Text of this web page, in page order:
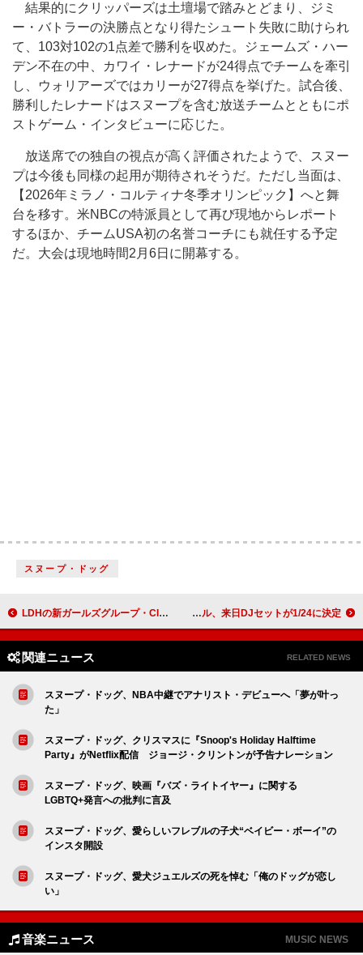
結果的にクリッパーズは土壇場で踏みとどまり、ジミ
ー・バトラーの決勝点となり得たシュート失敗に助けられ
て、103対102の1点差で勝利を収めた。ジェームズ・ハー
デン不在の中、カワイ・レナードが24得点でチームを牽引
し、ウォリアーズではカリーが27得点を挙げた。試合後、
勝利したレナードはスヌープを含む放送チームとともにポ
ストゲーム・インタビューに応じた。
放送席での独自の視点が高く評価されたようで、スヌー
プは今後も同様の起用が期待されそうだ。ただし当面は、
【2026年ミラノ・コルティナ冬季オリンピック】へと舞
台を移す。米NBCの特派員として再び現地からレポート
するほか、チームUSA初の名誉コーチにも就任する予定
だ。大会は現地時間2月6日に開幕する。
スヌープ・ドッグ
LDHの新ガールズグループ・CIRRAが本格始動、1st EPはガルバト課題曲＆新曲を含む全4曲 ナオミ・キャンベル、来日DJセットが1/24に決定
関連ニュース RELATED NEWS
スヌープ・ドッグ、NBA中継でアナリスト・デビューへ「夢が叶っ
た」
スヌープ・ドッグ、クリスマスに『Snoop's Holiday Halftime
Party』がNetflix配信 ジョージ・クリントンが予告ナレーション
スヌープ・ドッグ、映画『バズ・ライトイヤー』に関する
LGBTQ+発言への批判に言及
スヌープ・ドッグ、愛らしいフレブルの子犬“ベイビー・ボーイ”の
インスタ開設
スヌープ・ドッグ、愛犬ジュエルズの死を悼む「俺のドッグが恋し
い」
音楽ニュース MUSIC NEWS